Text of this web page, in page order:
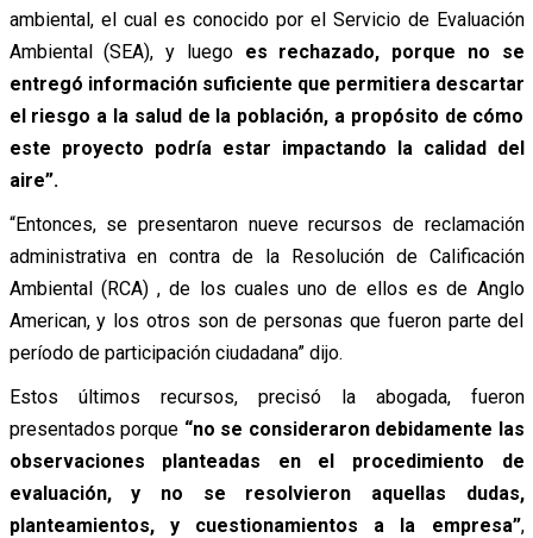
ambiental, el cual es conocido por el Servicio de Evaluación
Ambiental (SEA), y luego es rechazado, porque no se
entregó información suficiente que permitiera descartar
el riesgo a la salud de la población, a propósito de cómo
este proyecto podría estar impactando la calidad del
aire”.
“Entonces, se presentaron nueve recursos de reclamación
administrativa en contra de la Resolución de Calificación
Ambiental (RCA) , de los cuales uno de ellos es de Anglo
American, y los otros son de personas que fueron parte del
período de participación ciudadana” dijo.
Estos últimos recursos, precisó la abogada, fueron
presentados porque “no se consideraron debidamente las
observaciones planteadas en el procedimiento de
evaluación, y no se resolvieron aquellas dudas,
planteamientos, y cuestionamientos a la empresa”,